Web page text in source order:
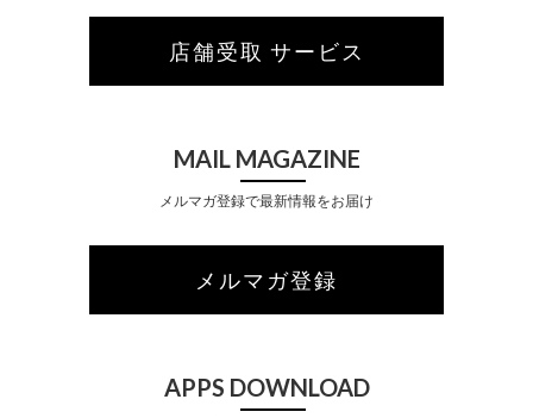
店舗受取 サービス
MAIL MAGAZINE
メルマガ登録で最新情報をお届け
メルマガ登録
APPS DOWNLOAD